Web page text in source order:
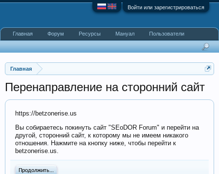
Войти или зарегистрироваться
Главная
Перенаправление на сторонний сайт
https://betzonerise.us
Вы собираетесь покинуть сайт "SEoDOR Forum" и перейти на
другой, сторонний сайт, к которому мы не имеем никакого
отношения. Нажмите на кнопку ниже, чтобы перейти к
betzonerise.us.
Продолжить...
Главная Форум Ресурсы Мануал Пользователи